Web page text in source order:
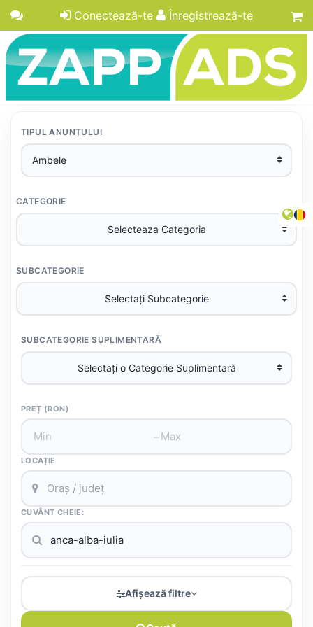
Conectează-te Înregistrează-te
TIPUL ANUNȚULUI
CATEGORIE
SUBCATEGORIE
SUBCATEGORIE SUPLIMENTARĂ
PREȚ (RON)
–
LOCAȚIE
CUVÂNT CHEIE:
Afișează filtre